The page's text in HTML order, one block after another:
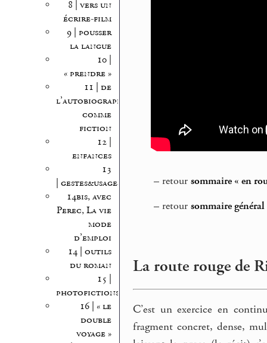
8 | vers un
écrire-film
9 | pousser
la langue
10 |
« prendre »
11 | de
l’autobiographie
comme
fiction
12 |
enfances
13
| gestes&usages
14bis, avec
Perec, La vie
mode
d’emploi
14 | outils
du roman
15 |
photofictions
16 | « le
double
voyage »
– retour sommaire « en
– retour sommaire
La route rouge de
C’est un exercice en
fragment concret, dense,